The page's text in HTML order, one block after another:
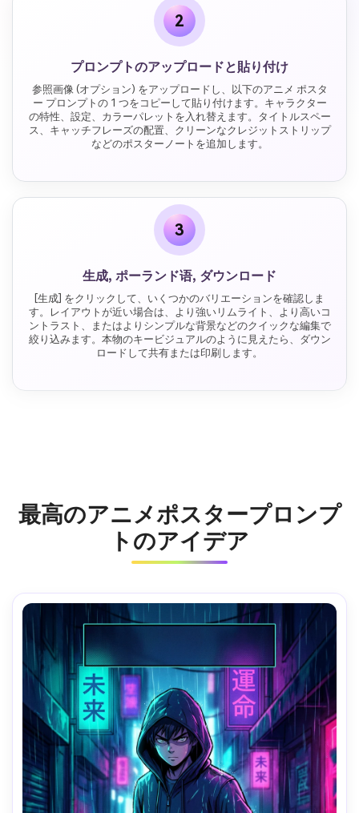
2
プロンプトのアップロードと貼り付け
参照画像 (オプション) をアップロードし、以下のアニメ ポスタ
ー プロンプトの 1 つをコピーして貼り付けます。キャラクター
の特性、設定、カラーパレットを入れ替えます。タイトルスペー
ス、キャッチフレーズの配置、クリーンなクレジットストリップ
などのポスターノートを追加します。
3
生成, ポーランド语, ダウンロード
[生成] をクリックして、いくつかのバリエーションを確認しま
す。レイアウトが近い場合は、より強いリムライト、より高いコ
ントラスト、またはよりシンプルな背景などのクイックな編集で
絞り込みます。本物のキービジュアルのように見えたら、ダウン
ロードして共有または印刷します。
最高のアニメポスタープロンプ
トのアイデア